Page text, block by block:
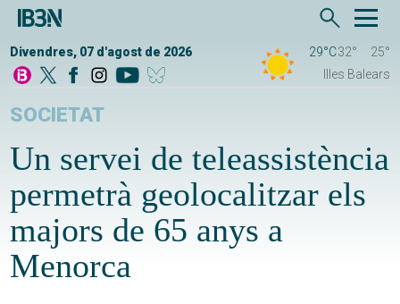
Divendres, 07 d'agost de 2026 29°C32°
25°
Illes Balears
SOCIETAT
Un servei de teleassistència
permetrà geolocalitzar els
majors de 65 anys a
Menorca